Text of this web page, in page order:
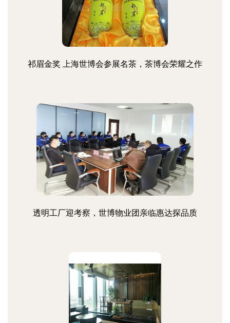
祁眉金奖 上海世博会参展名茶，茶博会荣耀之作
透明工厂迎考察，世博物业团亲临惠达探品质